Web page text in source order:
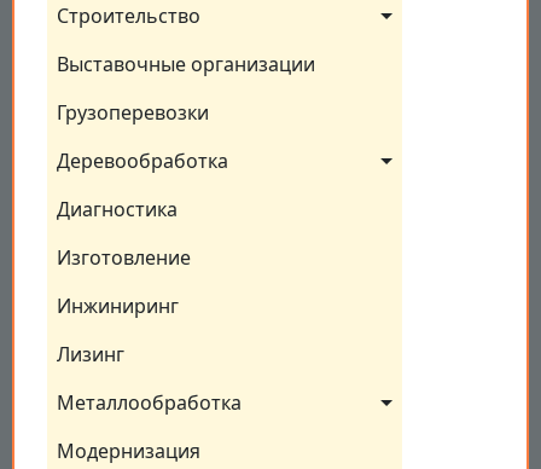
Строительство
Выставочные организации
Грузоперевозки
Деревообработка
Диагностика
Изготовление
Инжиниринг
Лизинг
Металлообработка
Модернизация